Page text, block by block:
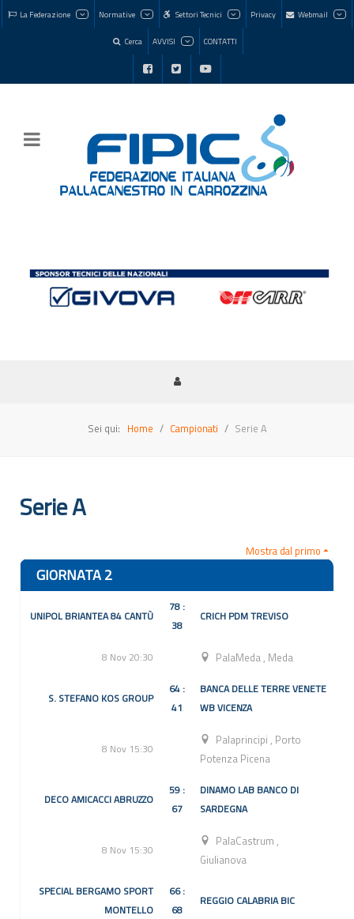
La Federazione Normative Settori Tecnici Privacy Webmail
Cerca AVVISI CONTATTI
Sei qui: Home Campionati Serie A
Serie A
Mostra dal primo
GIORNATA 2
UNIPOL BRIANTEA 84 CANTÙ
78 :
38
CRICH PDM TREVISO
8 Nov 20:30 PalaMeda, Meda
S. STEFANO KOS GROUP
64 :
41
BANCA DELLE TERRE VENETE
WB VICENZA
8 Nov 15:30
Palaprincipi, Porto
Potenza Picena
DECO AMICACCI ABRUZZO
59 :
67
DINAMO LAB BANCO DI
SARDEGNA
8 Nov 15:30
PalaCastrum,
Giulianova
SPECIAL BERGAMO SPORT
MONTELLO
66 :
68
REGGIO CALABRIA BIC